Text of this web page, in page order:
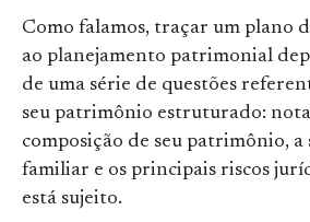
Como falamos, traçar um plano
ao planejamento patrimonial
de uma série de questões
seu patrimônio estruturado:
composição de seu patrimônio,
familiar e os principais riscos
está sujeito.